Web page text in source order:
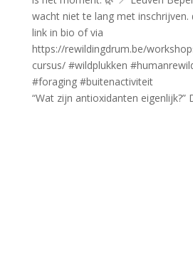
“Wat zijn antioxidanten eigenlijk?”